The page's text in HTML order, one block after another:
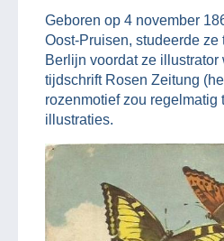
Geboren op 4 november
Oost-Pruisen, studeerde ze
Berlijn voordat ze illustrator
tijdschrift Rosen Zeitung
rozenmotief zou regelmatig
illustraties.